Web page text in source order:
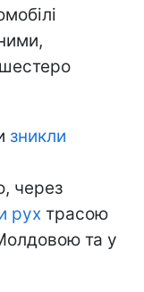
зникли
через
рух трасою
та у